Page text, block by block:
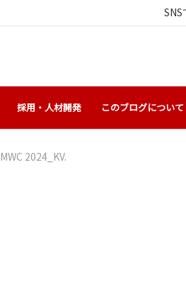
SNS
採用・人材開発 このブログについて
MWC 2024_KV.